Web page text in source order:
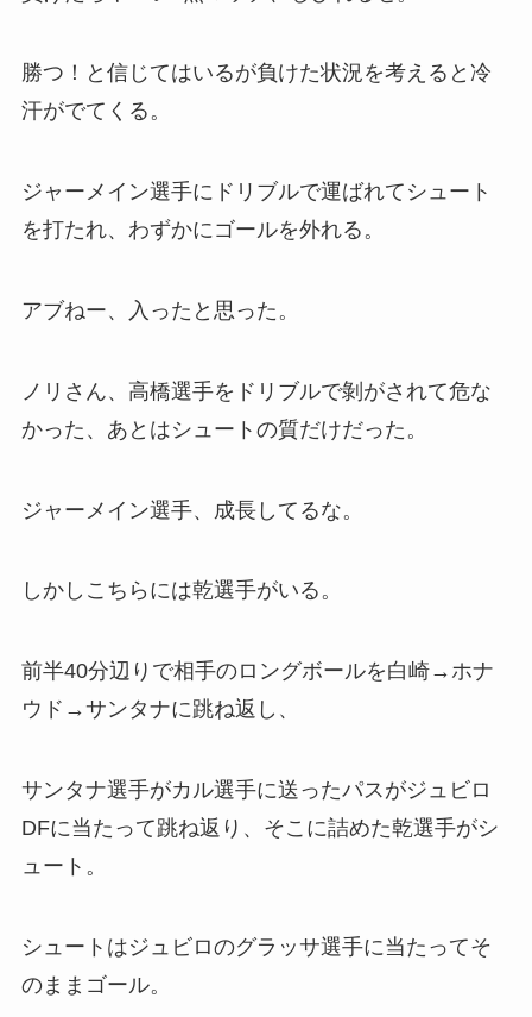
勝つ！と信じてはいるが負けた状況を考えると冷
汗がでてくる。
ジャーメイン選手にドリブルで運ばれてシュート
を打たれ、わずかにゴールを外れる。
アブねー、入ったと思った。
ノリさん、高橋選手をドリブルで剝がされて危な
かった、あとはシュートの質だけだった。
ジャーメイン選手、成長してるな。
しかしこちらには乾選手がいる。
前半40分辺りで相手のロングボールを白崎→ホナ
ウド→サンタナに跳ね返し、
サンタナ選手がカル選手に送ったパスがジュビロ
DFに当たって跳ね返り、そこに詰めた乾選手がシ
ュート。
シュートはジュビロのグラッサ選手に当たってそ
のままゴール。